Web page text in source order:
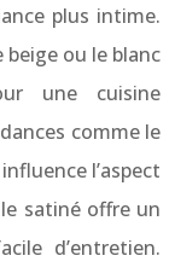
plus intime.
ou le blanc
une cuisine
comme le
l’aspect
satiné offre un
d’entretien.